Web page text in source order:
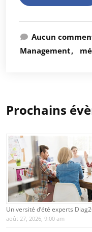
Aucun
Management
Prochains
Université d’été experts
août 27, 2026, 9:00 am